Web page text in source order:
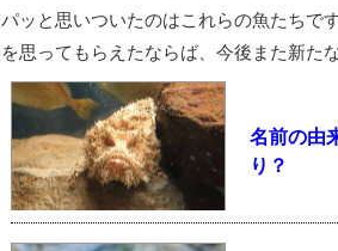
パッと思いついたのはこれらの魚たちで
を思ってもらえたならば、今後また新た
名前の由
り？